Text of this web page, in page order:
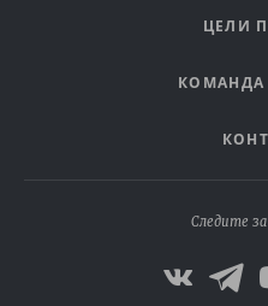
ЦЕЛИ
КОМАНДА
Следите